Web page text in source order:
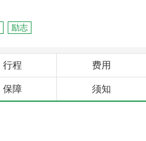
励志
行程 费用
保障 须知